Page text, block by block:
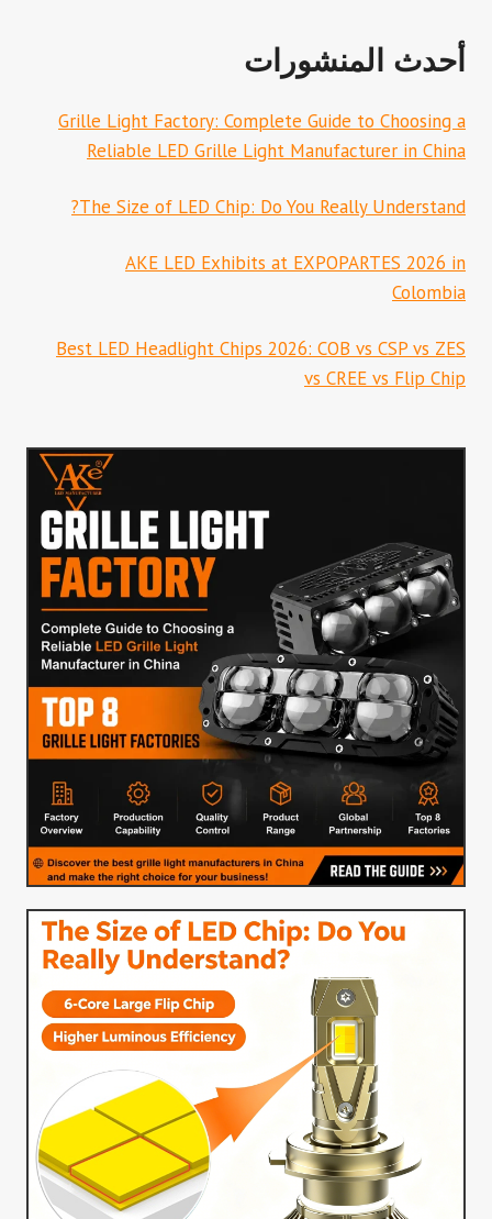
أحدث المنشورات
Grille Light Factory: Complete Guide to Choosing a
Reliable LED Grille Light Manufacturer in China
The Size of LED Chip: Do You Really Understand?
AKE LED Exhibits at EXPOPARTES 2026 in
Colombia
Best LED Headlight Chips 2026: COB vs CSP vs ZES
vs CREE vs Flip Chip